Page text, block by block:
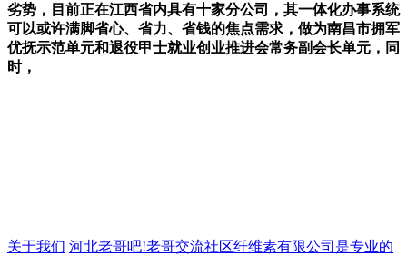
劣势，目前正在江西省内具有十家分公司，其一体化办事系统
可以或许满脚省心、省力、省钱的焦点需求，做为南昌市拥军
优抚示范单元和退役甲士就业创业推进会常务副会长单元，同
时，
关于我们 河北老哥吧!老哥交流社区纤维素有限公司是专业的